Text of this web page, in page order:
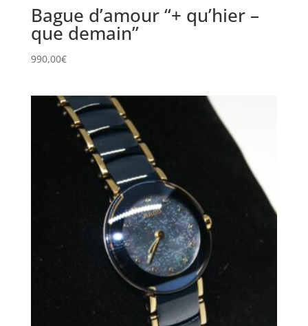
Bague d’amour “+ qu’hier –
que demain”
990,00€